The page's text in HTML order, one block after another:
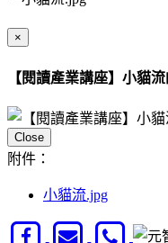
×
【閱讀產業講座】小貓
Close
附件：
小貓流.jpg